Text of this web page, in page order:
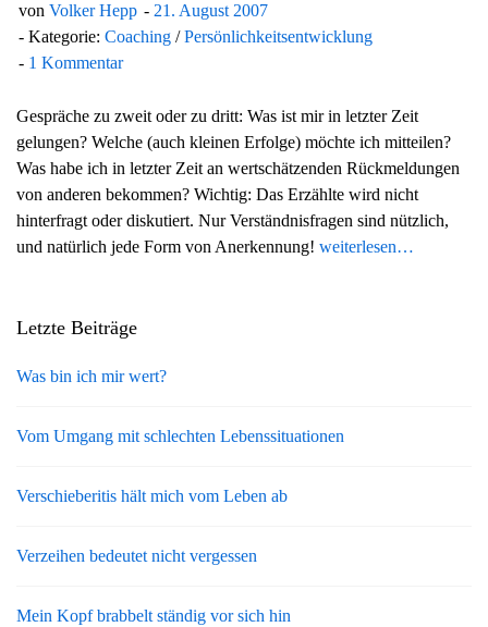
von Volker Hepp
21. August 2007
Kategorie: Coaching /Persönlichkeitsentwicklung
1 Kommentar
Gespräche zu zweit oder zu dritt: Was ist mir in letzter Zeit
gelungen? Welche (auch kleinen Erfolge) möchte ich mitteilen?
Was habe ich in letzter Zeit an wertschätzenden Rückmeldungen
von anderen bekommen? Wichtig: Das Erzählte wird nicht
hinterfragt oder diskutiert. Nur Verständnisfragen sind nützlich,
und natürlich jede Form von Anerkennung! weiterlesen…
Letzte Beiträge
Was bin ich mir wert?
Vom Umgang mit schlechten Lebenssituationen
Verschieberitis hält mich vom Leben ab
Verzeihen bedeutet nicht vergessen
Mein Kopf brabbelt ständig vor sich hin